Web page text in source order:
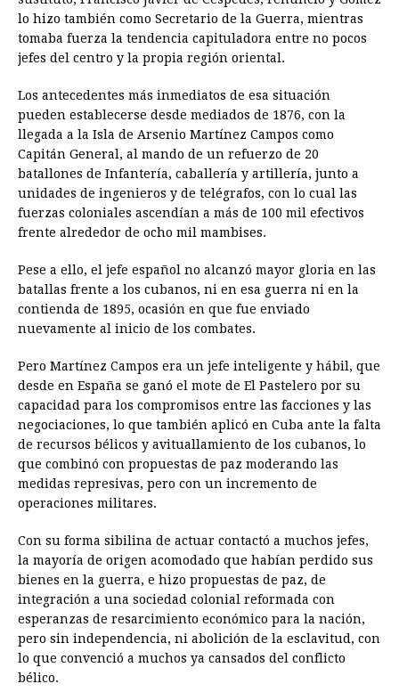
lo hizo también como Secretario de la Guerra, mientras
tomaba fuerza la tendencia capituladora entre no pocos
jefes del centro y la propia región oriental.
Los antecedentes más inmediatos de esa situación
pueden establecerse desde mediados de 1876, con la
llegada a la Isla de Arsenio Martínez Campos como
Capitán General, al mando de un refuerzo de 20
batallones de Infantería, caballería y artillería, junto a
unidades de ingenieros y de telégrafos, con lo cual las
fuerzas coloniales ascendían a más de 100 mil efectivos
frente alrededor de ocho mil mambises.
Pese a ello, el jefe español no alcanzó mayor gloria en las
batallas frente a los cubanos, ni en esa guerra ni en la
contienda de 1895, ocasión en que fue enviado
nuevamente al inicio de los combates.
Pero Martínez Campos era un jefe inteligente y hábil, que
desde en España se ganó el mote de El Pastelero por su
capacidad para los compromisos entre las facciones y las
negociaciones, lo que también aplicó en Cuba ante la falta
de recursos bélicos y avituallamiento de los cubanos, lo
que combinó con propuestas de paz moderando las
medidas represivas, pero con un incremento de
operaciones militares.
Con su forma sibilina de actuar contactó a muchos jefes,
la mayoría de origen acomodado que habían perdido sus
bienes en la guerra, e hizo propuestas de paz, de
integración a una sociedad colonial reformada con
esperanzas de resarcimiento económico para la nación,
pero sin independencia, ni abolición de la esclavitud, con
lo que convenció a muchos ya cansados del conflicto
bélico.